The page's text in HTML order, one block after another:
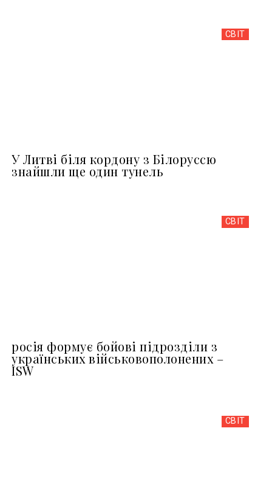
СВІТ
У Литві біля кордону з Білоруссю
знайшли ще один тунель
СВІТ
росія формує бойові підрозділи з
українських військовополонених –
ISW
СВІТ